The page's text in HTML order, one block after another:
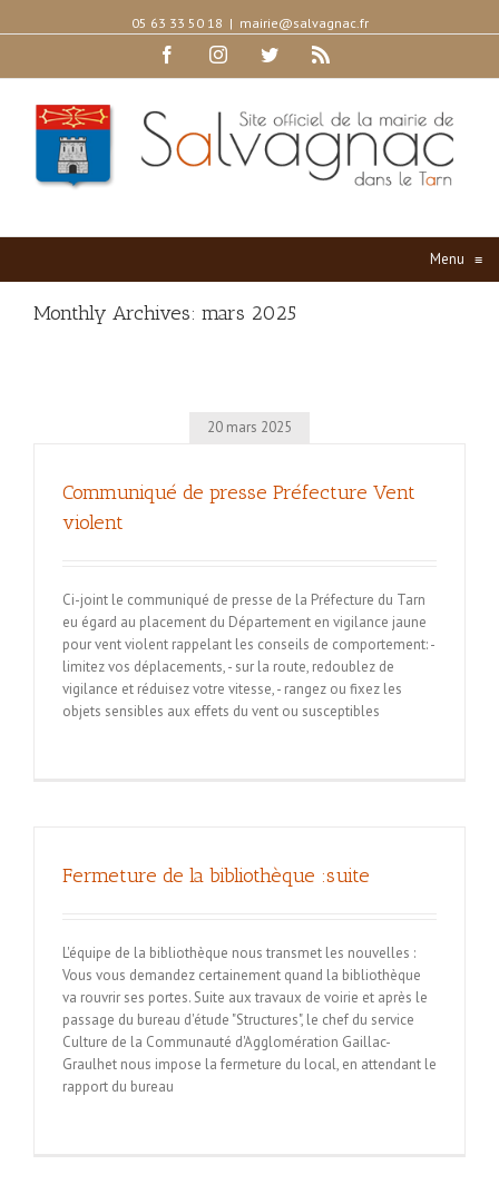
05 63 33 50 18 | mairie@salvagnac.fr
FacebookInstagramTwitter
Menu ≡
Monthly Archives: mars 2025
20 mars 2025
Communiqué de presse Préfecture Vent
violent
Ci-joint le communiqué de presse de la Préfecture du Tarn
eu égard au placement du Département en vigilance jaune
pour vent violent rappelant les conseils de comportement: -
limitez vos déplacements, - sur la route, redoublez de
vigilance et réduisez votre vitesse, - rangez ou fixez les
objets sensibles aux effets du vent ou susceptibles
Fermeture de la bibliothèque :suite
L'équipe de la bibliothèque nous transmet les nouvelles :
Vous vous demandez certainement quand la bibliothèque
va rouvrir ses portes. Suite aux travaux de voirie et après le
passage du bureau d'étude "Structures", le chef du service
Culture de la Communauté d'Agglomération Gaillac-
Graulhet nous impose la fermeture du local, en attendant le
rapport du bureau